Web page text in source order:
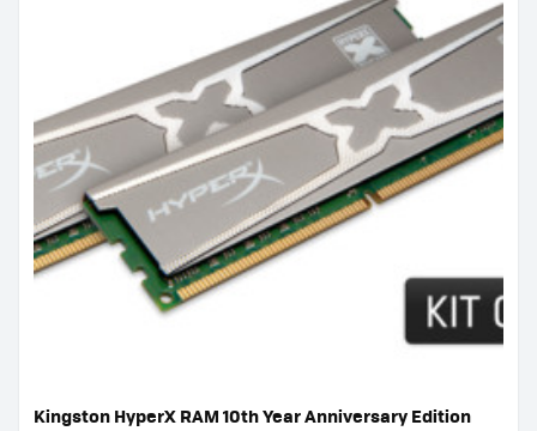
Kingston HyperX RAM 10th Year Anniversary Edition